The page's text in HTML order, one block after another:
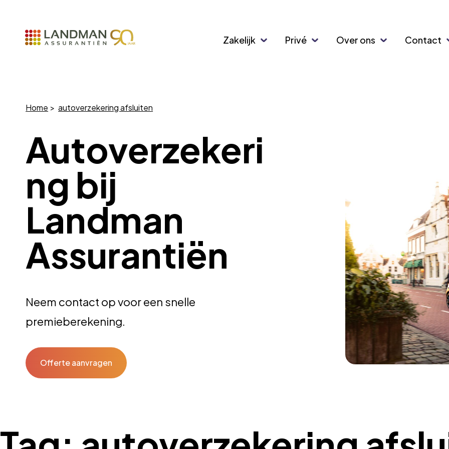
Zakelijk Privé Over ons Contact
Home autoverzekering afsluiten
Autoverzekeri
ng bij
Landman
Assurantiën
Neem contact op voor een snelle
premieberekening.
Offerte aanvragen